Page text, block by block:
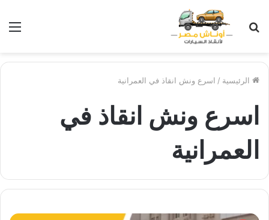
الرئيسية / اسرع ونش انقاذ في العمرانية
اسرع ونش انقاذ في
العمرانية